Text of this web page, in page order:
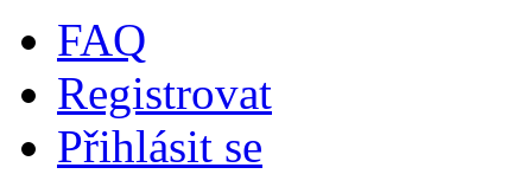
FAQ
Registrovat
Přihlásit se